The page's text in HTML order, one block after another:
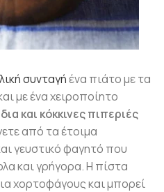
συνταγήένα πιάτο με τα
με ένα χειροποίητο
και κόκκινες πιπεριές
από τα έτοιμα
γευστικό φαγητό που
και γρήγορα. Η πίστα
χορτοφάγους και μπορεί